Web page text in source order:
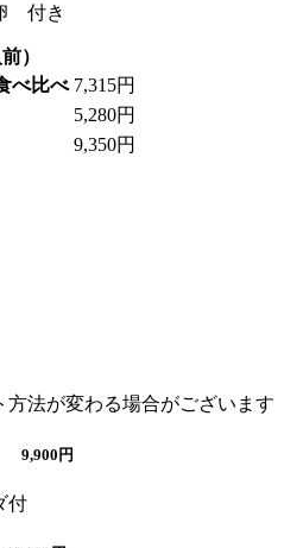
付き
）
べ比べ 7,315円
5,280円
9,350円
法が変わる場合がございます
9,900円
付